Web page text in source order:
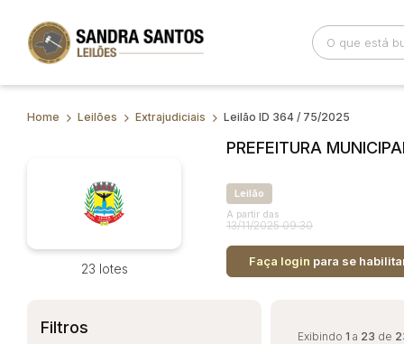
Busca por palavra-chave Categoria
Bairro
Home Leilões Extrajudiciais Leilão ID 364 / 75/2025
23 lotes
PREFEITURA
Leilão
A partir das
13/11/2025 09:30
Faça login para se
Filtros Exibindo 1 a 23 de